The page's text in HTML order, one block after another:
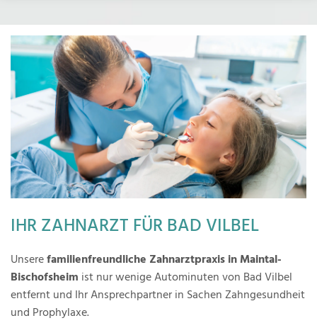
IHR ZAHNARZT FÜR BAD VILBEL
Unserefamilienfreundliche Zahnarztpraxis in Maintal-
Bischofsheim ist nur wenige Autominuten von Bad Vilbel
entfernt und Ihr Ansprechpartner in Sachen Zahngesundheit
und Prophylaxe.